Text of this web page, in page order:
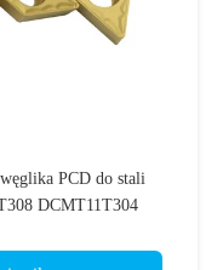
PCD do stali
DCMT11T304